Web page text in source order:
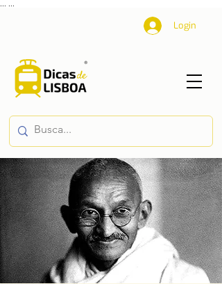
Login